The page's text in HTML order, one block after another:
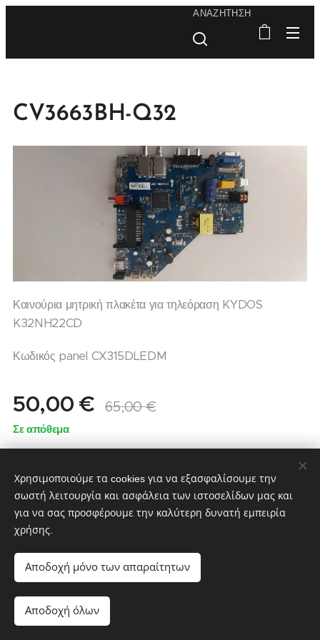
ΑΝΑΖΉΤΗΣΗ
CV3663BH-Q32
Καινούρια μητρική πλακέτα για τηλεόραση KYDOS
K32NH22CD
Κωδικός panel CX315DLEDM
50,00 € 65,00€
Σε απόθεμα
Υλοποιήθηκε από:partstv.gr
Χρησιμοποιούμε τα cookies για να εξασφαλίσουμε την
σωστή λειτουργία και ασφάλεια των ιστοσελίδων μας και
για να σας προσφέρουμε την καλύτερη δυνατή εμπειρία
χρήσης.
Αποδοχή μόνο των απαραίτητων
Αποδοχή όλων